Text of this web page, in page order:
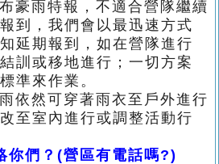
豪雨特報，不適合營隊繼續
到，我們會以最迅速方式
延期報到，如在營隊進行
訓或移地進行；一切方案
準來作業。
依然可穿著雨衣至戶外進行
至室內進行或調整活動行
你們？(營區有電話嗎?)